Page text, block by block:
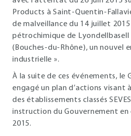
Products à Saint-Quentin-
de malveillance du 14 juillet
pétrochimique de Lyondellbasell
(Bouches-du-Rhône), un nouvel
industrielle ».
À la suite de ces événements, le
engagé un plan d’actions visant
des établissements classés
instruction du Gouvernement
2015.